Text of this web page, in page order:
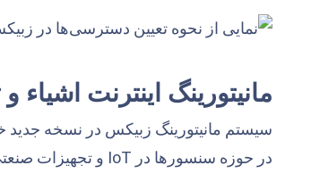
مانیتورینگ اینترنت
در حوزه سنسورها در IoT و تجهیزات صنعتی هستند، به طور رسمی پشتیبانی می‌نماید.